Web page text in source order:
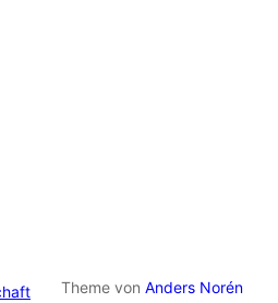
Theme von Anders Norén